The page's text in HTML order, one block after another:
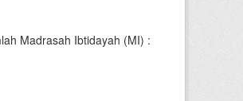
Madrasah Ibtidayah (MI) :